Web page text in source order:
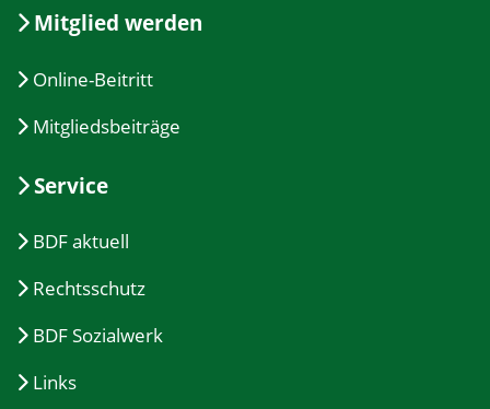
Mitglied werden
Online-Beitritt
Mitgliedsbeiträge
Service
BDF aktuell
Rechtsschutz
BDF Sozialwerk
Links